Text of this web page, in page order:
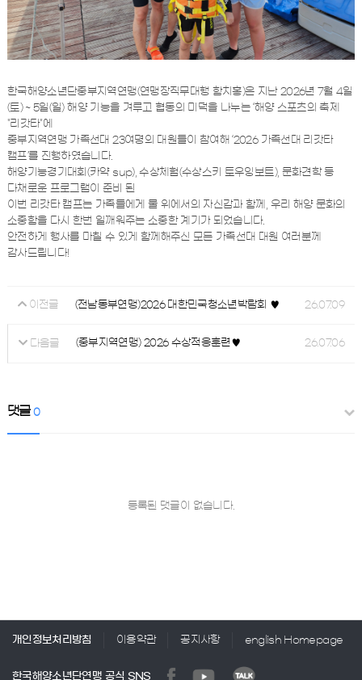
한국해양소년단중부지역연맹(연맹장직무대행 함치홍)은 지난 2026년 7월 4일
(토) ~ 5일(일) 해양 기능을 겨루고 협동의 미덕을 나누는 ‘해양 스포츠의 축제
"리갓타"에
중부지역연맹 가족선대 23여명의 대원들이 참여해 ‘2026 가족선대 리갓타
캠프’를 진행하였습니다.
해양기능경기대회(카약 sup), 수상체험(수상스키 토우잉보트), 문화견학 등
다채로운 프로그램이 준비 된
이번 리갓타 캠프는 가족들에게 물 위에서의 자신감과 함께, 우리 해양 문화의
소중함을 다시 한번 일깨워주는 소중한 계기가 되었습니다.
안전하게 행사를 마칠 수 있게 함께해주신 모든 가족선대 대원 여러분께
감사드립니다!
이전글 (전남동부연맹)2026 대한민국청소년박람회 ♥ 26.07.09
다음글 (중부지역연맹) 2026 수상적응훈련♥ 26.07.06
댓글0
등록된 댓글이 없습니다.
개인정보처리방침 이용약관 공지사항 english Homepage
한국해양소년단연맹 공식 SNS